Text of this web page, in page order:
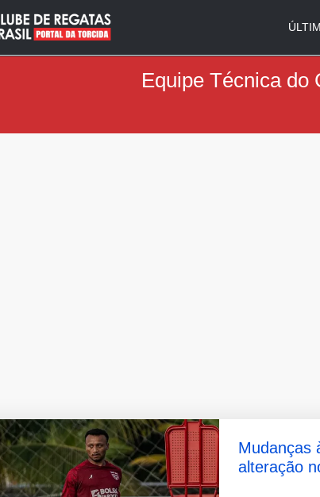
Equipe Técnica do
Mudanças
alteração